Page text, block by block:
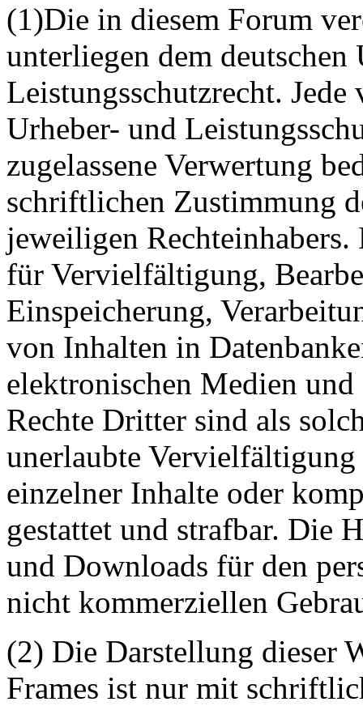
(1)Die in diesem Forum
unterliegen dem deutschen
Leistungsschutzrecht. Jede
Urheber- und
zugelassene Verwertung
schriftlichen Zustimmung
jeweiligen
für Vervielfältigung,
Einspeicherung,
von Inhalten in
elektronischen Medien
Rechte Dritter sind als
unerlaubte Vervielfältigung
einzelner Inhalte oder
gestattet und strafbar. Die
und Downloads für den
nicht kommerziellen
(2) Die Darstellung dieser
Frames ist nur mit